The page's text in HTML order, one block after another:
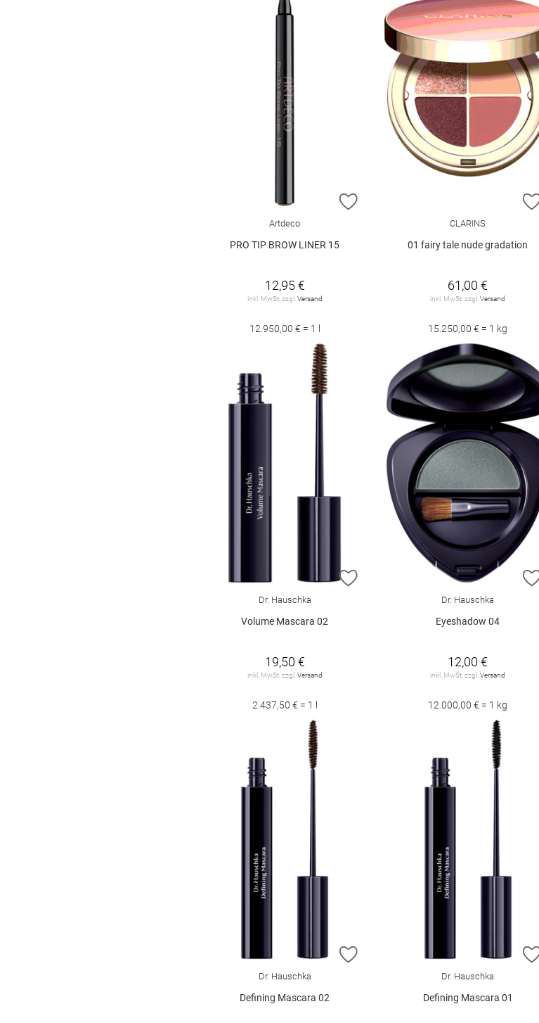
ZUR WUNSCHLISTE HINZUFÜGEN
Artdeco
PRO TIP BROW LINER 15
12,95 €
inkl. MwSt. zzgl. Versand
12.950,00 € = 1 l
CLARINS
01 fairy tale nude gradation
61,00 €
inkl. MwSt. zzgl.Versand
15.250,00 € = 1 kg
ZUR WUNSCHLISTE HINZUFÜGEN
Dr. Hauschka
Volume Mascara 02
19,50 €
inkl. MwSt. zzgl. Versand
2.437,50 € = 1 l
Dr. Hauschka
Eyeshadow 04
12,00 €
inkl. MwSt. zzgl.Versand
12.000,00 € = 1 kg
ZUR WUNSCHLISTE HINZUFÜGEN
Dr. Hauschka
Defining Mascara 02
Dr. Hauschka
Defining Mascara 01